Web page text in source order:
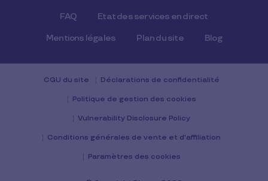
FAQ Etat des services en direct
Mentions légales Plan du site Blog
CGU du site Déclarations de confidentialité
Politique de gestion des cookies
Vulnerability Disclosure Policy
Conditions générales de vente et d'affiliation
Paramètres des cookies